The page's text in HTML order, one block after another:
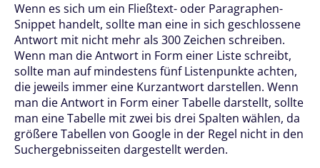
Wenn es sich um ein Fließtext- oder Paragraphen-
Snippet handelt, sollte man eine in sich geschlossene
Antwort mit nicht mehr als 300 Zeichen schreiben.
Wenn man die Antwort in Form einer Liste schreibt,
sollte man auf mindestens fünf Listenpunkte achten,
die jeweils immer eine Kurzantwort darstellen. Wenn
man die Antwort in Form einer Tabelle darstellt, sollte
man eine Tabelle mit zwei bis drei Spalten wählen, da
größere Tabellen von Google in der Regel nicht in den
Suchergebnisseiten dargestellt werden.